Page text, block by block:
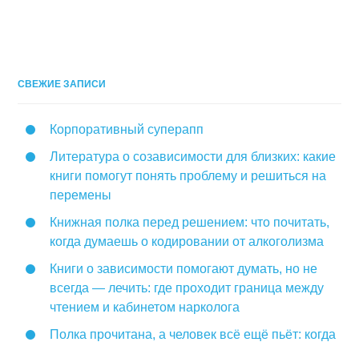
СВЕЖИЕ ЗАПИСИ
Корпоративный суперапп
Литература о созависимости для близких: какие
книги помогут понять проблему и решиться на
перемены
Книжная полка перед решением: что почитать,
когда думаешь о кодировании от алкоголизма
Книги о зависимости помогают думать, но не
всегда — лечить: где проходит граница между
чтением и кабинетом нарколога
Полка прочитана, а человек всё ещё пьёт: когда